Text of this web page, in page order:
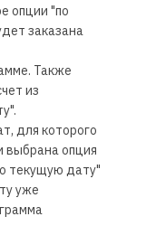
опции "по
заказана
. Также
из
для которого
выбрана опция
текущую дату"
уже